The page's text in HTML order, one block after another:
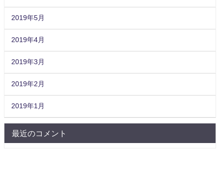
2019年5月
2019年4月
2019年3月
2019年2月
2019年1月
最近のコメント